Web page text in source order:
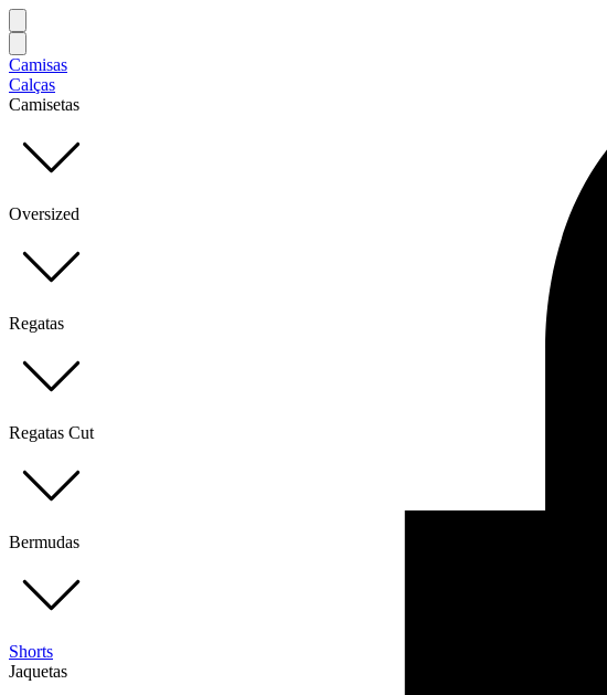
Camisas
Calças
Camisetas
Oversized
Regatas
Regatas Cut
Bermudas
Shorts
Jaquetas